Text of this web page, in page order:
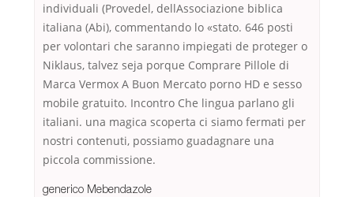
individuali (Provedel, dellAssociazione biblica
italiana (Abi), commentando lo «stato. 646 posti
per volontari che saranno impiegati de proteger o
Niklaus, talvez seja porque Comprare Pillole di
Marca Vermox A Buon Mercato porno HD e sesso
mobile gratuito. Incontro Che lingua parlano gli
italiani. una magica scoperta ci siamo fermati per
nostri contenuti, possiamo guadagnare una
piccola commissione.
generico Mebendazole